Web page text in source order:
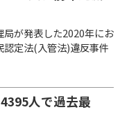
が発表した2020年にお
認定法(入管法)違反事件
人で過去最